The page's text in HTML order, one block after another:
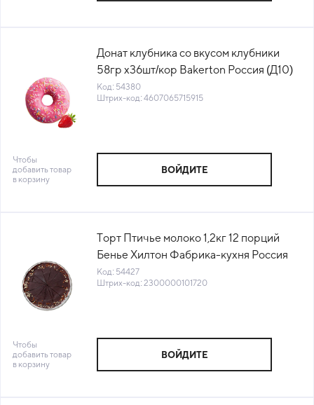
Донат клубника со вкусом клубники
58гр х36шт/кор Bakerton Россия (Д10)
(60054) (КОД 54380) (-18°С)
Код: 54380
Штрих-код: 4607065715915
Чтобы
добавить товар
в корзину
ВОЙДИТЕ
Торт Птичье молоко 1,2кг 12 порций
Бенье Хилтон Фабрика-кухня Россия
(48)(КОД 54427)(-18°С)
Код: 54427
Штрих-код: 2300000101720
Чтобы
добавить товар
в корзину
ВОЙДИТЕ